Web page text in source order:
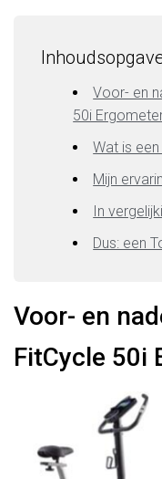
Voor- en
50i
Wat is
Mijn
In
Dus: een
Voor- en
FitCycle 50i